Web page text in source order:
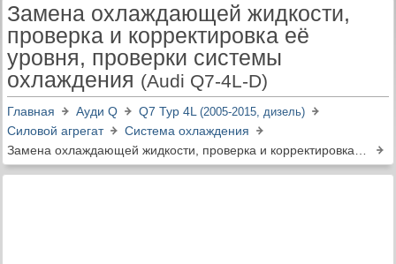
Замена охлаждающей жидкости,
проверка и корректировка её
уровня, проверки системы
охлаждения (Audi Q7-4L-D)
Главная Ауди Q Q7 Typ 4L (2005-2015, дизель)
Силовой агрегат
Система охлаждения